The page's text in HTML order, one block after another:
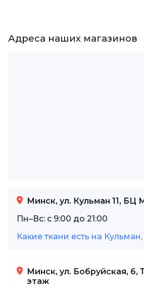
Адреса наших магазинов
Минск, ул. Кульман 11, БЦ
Пн–Вс: с 9:00 до 21:00
Какие ткани есть на Кульман,
Минск, ул. Бобруйская, 6,
этаж